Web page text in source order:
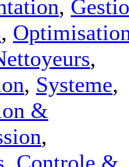
,
,
,
, Systeme,
&
,